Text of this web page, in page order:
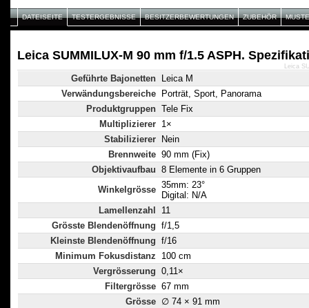
DATEISEITE TESTERGEBNISSE BESITZERBEWERTUNGEN ZUBEHÖR
Leica SUMMILUX-M 90 mm f/1.5 ASPH.
Geführte Bajonetten
Leica M
Verwändungsbereiche
Porträt, Sport, Panorama
Produktgruppen Tele Fix
Multiplizierer 1×
Stabilizierer
Nein
Brennweite 90 mm (Fix)
Objektivaufbau 8 Elemente in 6 Gruppen
Winkelgrösse 35mm: 23°
Digital: N/A
Lamellenzahl
11
Grösste Blendenöffnung f/1,5
Kleinste Blendenöffnung f/16
Minimum Fokusdistanz
100 cm
Vergrösserung 0,11×
Filtergrösse 67 mm
Grösse ∅ 74 × 91 mm
Leica